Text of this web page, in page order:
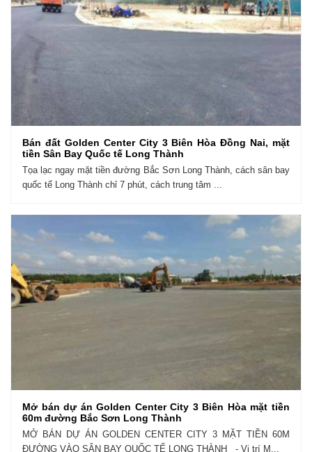
Bán đất Golden Center City 3 Biên Hòa Đồng Nai, mặt
tiền Sân Bay Quốc tế Long Thành
Tọa lạc ngay mặt tiền đường Bắc Sơn Long Thành, cách sân bay
quốc tế Long Thành chỉ 7 phút, cách trung tâm ...
Mở bán dự án Golden Center City 3 Biên Hòa mặt tiền
60m đường Bắc Sơn Long Thành
MỞ BÁN DỰ ÁN GOLDEN CENTER CITY 3 MẶT TIỀN 60M
ĐƯỜNG VÀO SÂN BAY QUỐC TẾ LONG THÀNH - Vị trí M...